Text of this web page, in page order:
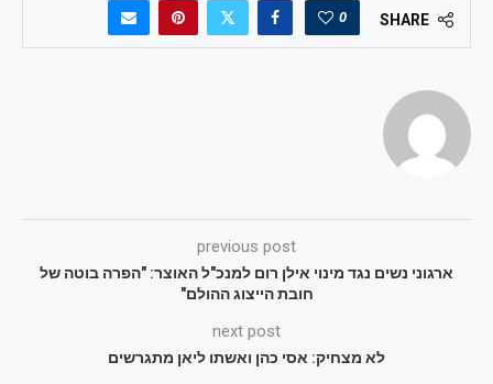
SHARE
0
previous post
ארגוני נשים נגד מינוי אילן רום למנכ"ל האוצר: "הפרה בוטה של
חובת הייצוג ההולם"
next post
לא מצחיק: אסי כהן ואשתו ליאן מתגרשים